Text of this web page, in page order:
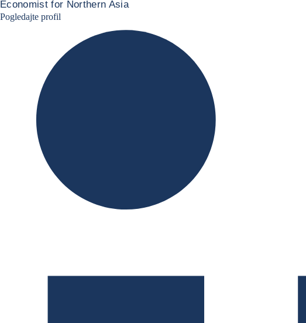
Economist for Northern Asia
Pogledajte profil